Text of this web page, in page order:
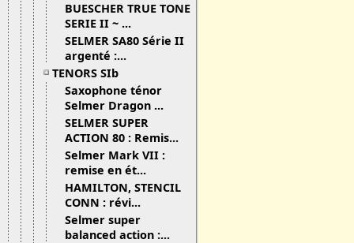
BUESCHER TRUE TONE
SERIE II ~ ...
SELMER SA80 Série II
argenté :...
TENORS SIb
Saxophone ténor
Selmer Dragon ...
SELMER SUPER
ACTION 80 : Remis...
Selmer Mark VII :
remise en ét...
HAMILTON, STENCIL
CONN : révi...
Selmer super
balanced action :...